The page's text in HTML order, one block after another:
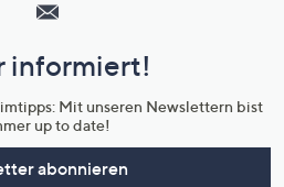
informiert!
Mit unseren Newslettern bist
up to date!
abonnieren